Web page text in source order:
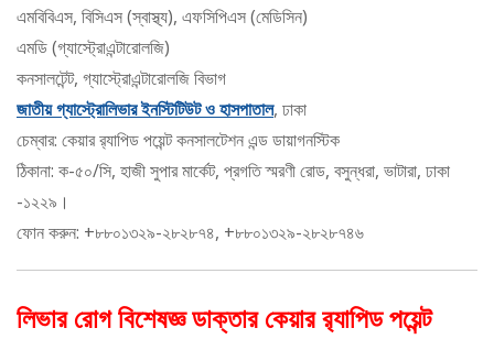
এমবিবিএস, বিসিএস (স্বাস্থ্য), এফসিপিএস (মেডিসিন)
এমডি (গ্যাস্ট্রোএন্টারোলজি)
কনসালটেন্ট, গ্যাস্ট্রোএন্টারোলজি বিভাগ
জাতীয় গ্যাস্ট্রোলিভার ইনস্টিটিউট ও হাসপাতাল, ঢাকা
চেম্বার: কেয়ার র‍্যাপিড পয়েন্ট কনসালটেশন এন্ড ডায়াগনস্টিক
ঠিকানা: ক-৫০/সি, হাজী সুপার মার্কেট, প্রগতি স্মরণী রোড, বসুন্ধরা, ভাটারা, ঢাকা
-১২২৯।
ফোন করুন: +৮৮০১৩২৯-২৮২৮৭৪, +৮৮০১৩২৯-২৮২৮৭৪৬
লিভার রোগ বিশেষজ্ঞ ডাক্তার কেয়ার র‌্যাপিড পয়েন্ট